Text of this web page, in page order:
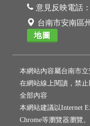
意見反映電話：
台南市安南區
地圖
本網站內容屬台南市
在網站線上閱讀，禁
全部內容
本網站建議以Internet
Chrome等瀏覽器瀏覽。